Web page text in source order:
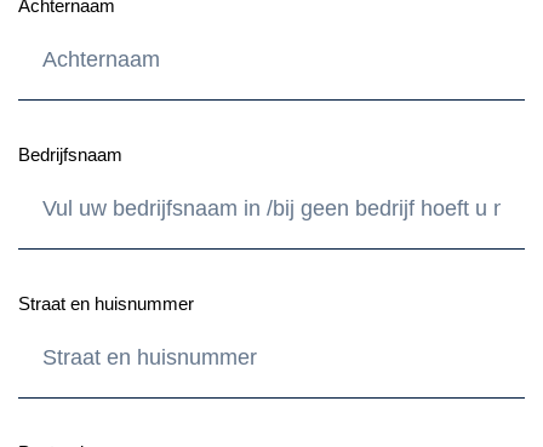
Achternaam
Bedrijfsnaam
Straat en huisnummer